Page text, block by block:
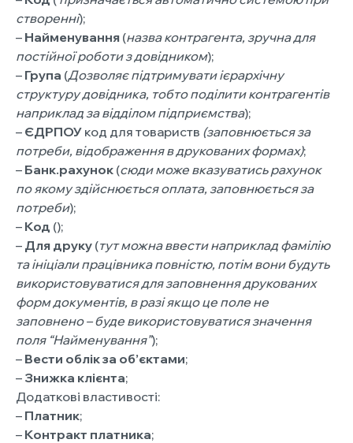
створенні);
– Найменування (назва контрагента, зручна для
постійної роботи з довідником);
– Група (Дозволяє підтримувати ієрархічну
структуру довідника, тобто поділити контрагентів
наприклад за відділом підприємства);
– ЄДРПОУ код для товариств (заповнюється за
потреби, відображення в друкованих формах);
– Банк.рахунок (сюди може вказуватись рахунок
по якому здійснюється оплата, заповнюється за
потреби);
– Код ();
– Для друку (тут можна ввести наприклад фамілію
та ініціали працівника повністю, потім вони будуть
використовуватися для заповнення друкованих
форм документів, в разі якщо це поле не
заповнено – буде використовуватися значення
поля “Найменування”);
– Вести облік за об’єктами;
– Знижка клієнта;
Додаткові властивості:
– Платник;
– Контракт платника;